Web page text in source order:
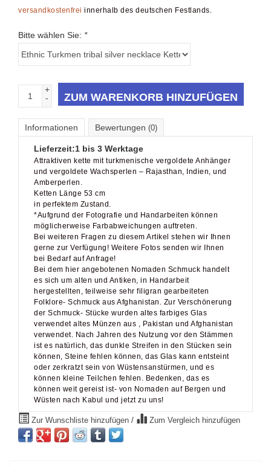
-
ZUM WARENKORB HINZUFÜGEN
Lieferzeit:1 bis 3 Werktage
Attraktiven kette mit turkmenische vergoldete Anhänger
und vergoldete Wachsperlen – Rajasthan, Indien, und
Amberperlen.
Ketten Länge 53 cm
in perfektem Zustand.
*Aufgrund der Fotografie und Handarbeiten können
möglicherweise Farbabweichungen auftreten.
Bei weiteren Fragen zu diesem Artikel stehen wir Ihnen
gerne zur Verfügung! Weitere Fotos senden wir Ihnen
bei Bedarf auf Anfrage!
Bei dem hier angebotenen Nomaden Schmuck handelt
es sich um alten und Antiken, in Handarbeit
hergestellten, teilweise sehr filigran gearbeiteten
Folklore- Schmuck aus Afghanistan. Zur Verschönerung
der Schmuck- Stücke wurden altes farbiges Glas
verwendet altes Münzen aus , Pakistan und Afghanistan
verwendet. Nach Jahren des Nutzung vor den Stämmen
ist es natürlich, das dunkle Streifen in den Stücken sein
können, Steine fehlen können, das Glas kann entsteint
oder zerkratzt sein von Wüstensanstürmen, und es
können kleine Teilchen fehlen. Bedenken, das es
können weit gereist ist- von Nomaden auf Bergen und
Wüsten nach Kabul und jetzt zu uns!
Zur Wunschliste hinzufügen/ Zum Vergleich hinzufügen